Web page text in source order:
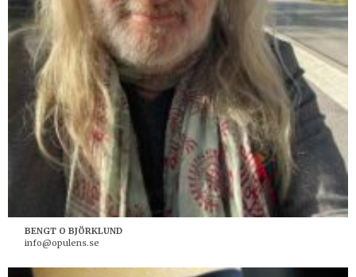
BENGT O BJÖRKLUND
info@opulens.se